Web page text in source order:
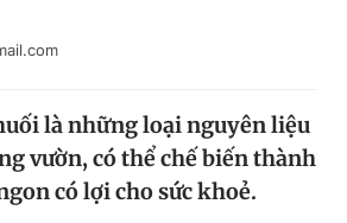
Magazine
là những loại nguyên liệu
vườn, có thể chế biến thành
có lợi cho sức khoẻ.